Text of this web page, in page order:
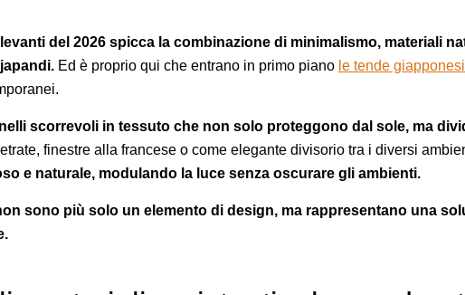
del 2026 spicca la combinazione di minimalismo, materiali
Ed è proprio qui che entrano in primo piano le tende giapponesi
scorrevoli in tessuto che non solo proteggono dal sole, ma
finestre alla francese o come elegante divisorio tra i diversi
e naturale, modulando la luce senza oscurare gli ambienti.
sono più solo un elemento di design, ma rappresentano una